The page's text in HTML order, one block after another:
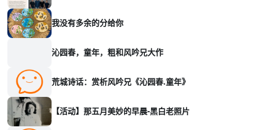
我没有多余的分给你
沁园春，童年，粗和风吟兄大作
荒城诗话：赏析风吟兄《沁园春.童年》
【活动】那五月美妙的早晨-黑白老照片